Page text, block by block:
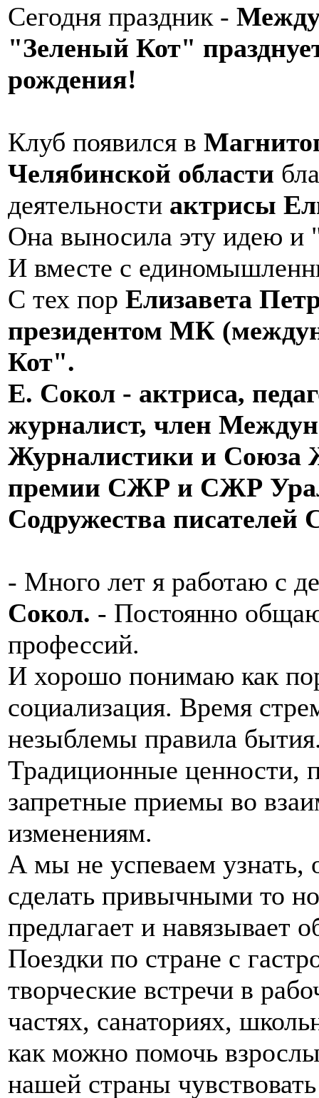
Сегодня праздник -
"Зеленый Кот"
рождения!
Клуб появился в
Челябинской области
деятельности актрисы
Она выносила эту идею и
И вместе с
С тех пор Елизавета
президентом МК
Кот".
Е. Сокол - актриса,
журналист, член
Журналистики и Союза
премии СЖР и СЖР
Содружества писателей
- Много лет я работаю с
Сокол. - Постоянно
профессий.
И хорошо понимаю как
социализация. Время
незыблемы правила
Традиционные ценности,
запретные приемы во
изменениям.
А мы не успеваем узнать,
сделать привычными то
предлагает и навязывает
Поездки по стране с
творческие встречи в
частях, санаториях,
как можно помочь
нашей страны